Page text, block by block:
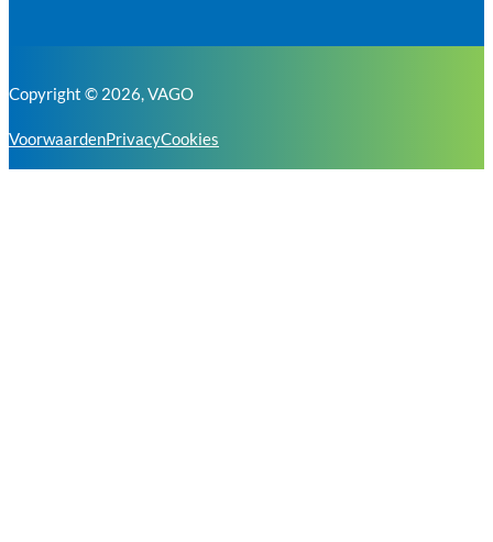
Copyright © 2026, VAGO
VoorwaardenPrivacyCookies